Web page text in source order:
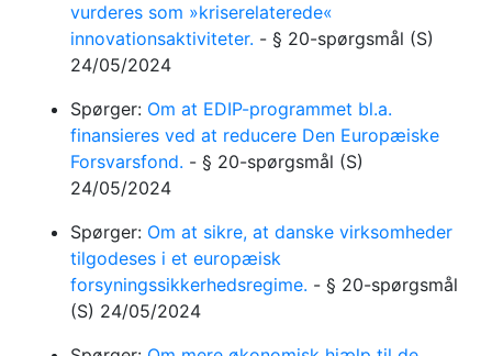
vurderes som »kriserelaterede«
innovationsaktiviteter. - § 20-spørgsmål (S)
24/05/2024
Spørger: Om at EDIP-programmet bl.a.
finansieres ved at reducere Den Europæiske
Forsvarsfond. - § 20-spørgsmål (S)
24/05/2024
Spørger: Om at sikre, at danske virksomheder
tilgodeses i et europæisk
forsyningssikkerhedsregime. - § 20-spørgsmål
(S) 24/05/2024